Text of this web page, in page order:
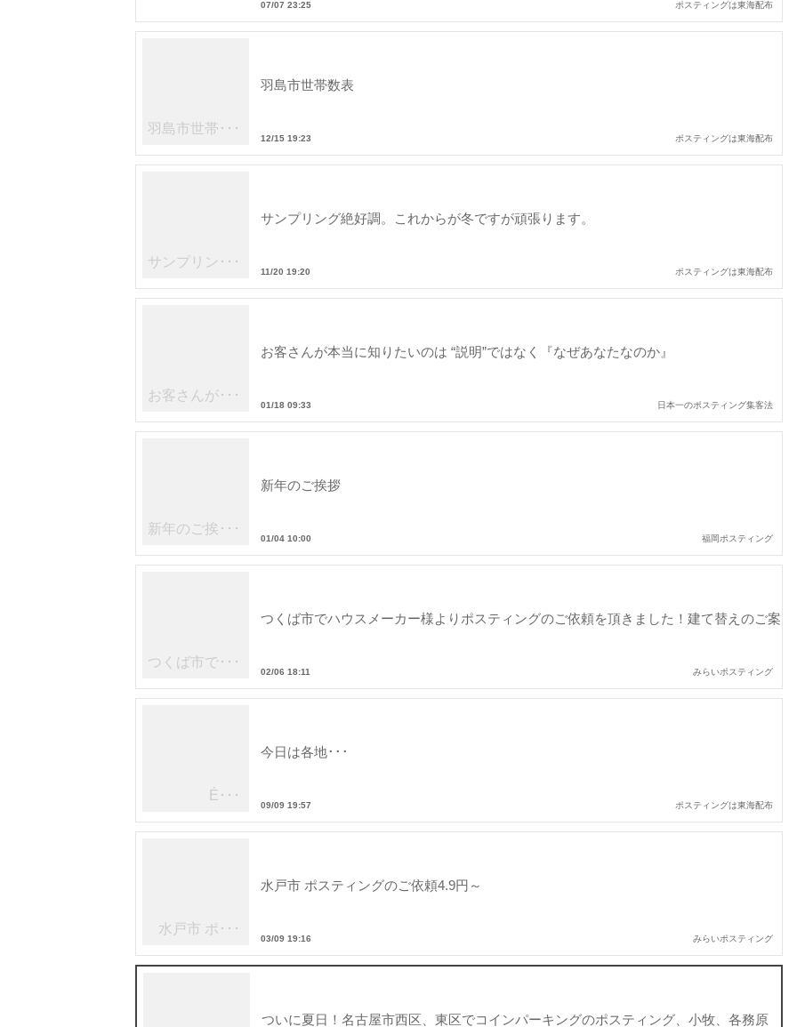
07/07 23:25 ポスティングは東海配布
羽島市世帯･･･
羽島市世帯数表
12/15 19:23 ポスティングは東海配布
サンプリン･･･
サンプリング絶好調。これからが冬ですが頑張ります。
11/20 19:20 ポスティングは東海配布
お客さんが･･･
お客さんが本当に知りたいのは “説明”ではなく『なぜあなたなのか』
01/18 09:33 日本一のポスティング集客法
新年のご挨･･･
新年のご挨拶
01/04 10:00 福岡ポスティング
つくば市で･･･
つくば市でハウスメーカー様よりポスティングのご依頼を頂きました！建て替えのご案
02/06 18:11 みらいポスティング
É･･･
今日は各地･･･
09/09 19:57 ポスティングは東海配布
水戸市 ポ･･･
水戸市 ポスティングのご依頼4.9円～
03/09 19:16 みらいポスティング
ついに夏日！名古屋市西区、東区でコインパーキングのポスティング、小牧、各務原